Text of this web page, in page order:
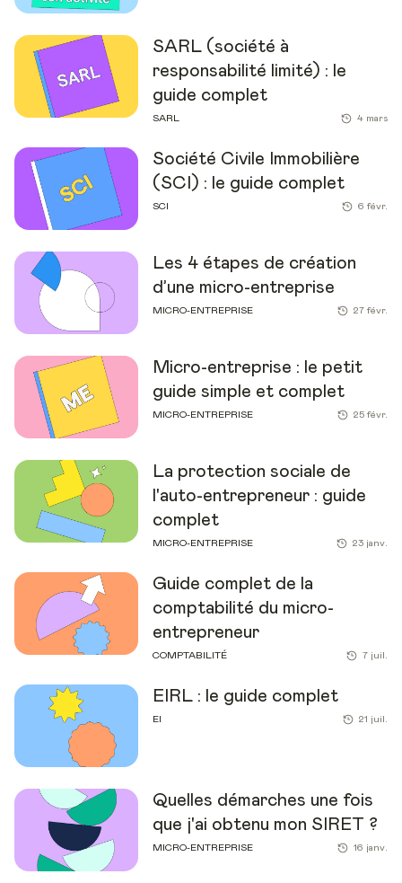
SARL (société à
responsabilité limité) : le
guide complet
SARL 4 mars
Société Civile Immobilière
(SCI) : le guide complet
SCI 6 févr.
Les 4 étapes de création
d’une micro-entreprise
MICRO-ENTREPRISE 27 févr.
Micro-entreprise : le petit
guide simple et complet
MICRO-ENTREPRISE 25 févr.
La protection sociale de
l'auto-entrepreneur : guide
complet
MICRO-ENTREPRISE 23 janv.
Guide complet de la
comptabilité du micro-
entrepreneur
COMPTABILITÉ 7 juil.
EIRL : le guide complet
EI 21 juil.
Quelles démarches une fois
que j'ai obtenu mon SIRET ?
MICRO-ENTREPRISE 16 janv.